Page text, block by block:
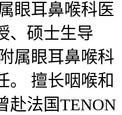
眼耳鼻喉科医
、硕士生导
属眼耳鼻喉科
。 擅长咽喉和
赴法国TENON